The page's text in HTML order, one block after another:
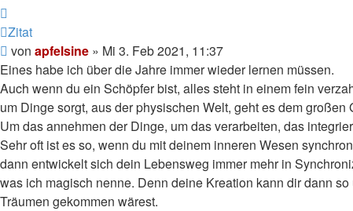
Zitat
Beitrag
von apfelsine » Mi 3. Feb 2021, 11:37
Eines habe ich über die Jahre immer wieder lernen müssen.
Auch wenn du ein Schöpfer bist, alles steht in einem fein
um Dinge sorgt, aus der physischen Welt, geht es dem
Um das annehmen der Dinge, um das verarbeiten, das
Sehr oft ist es so, wenn du mit deinem inneren Wesen
dann entwickelt sich dein Lebensweg immer mehr in
was ich magisch nenne. Denn deine Kreation kann dir dann
Träumen gekommen wärest.